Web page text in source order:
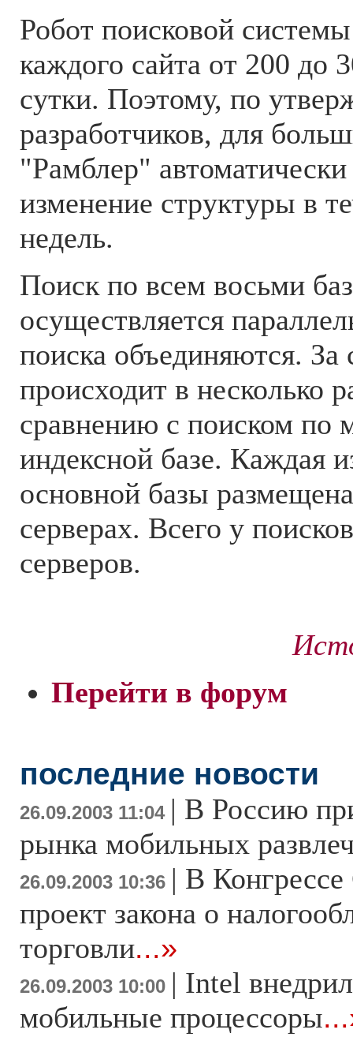
Робот поисковой системы
каждого сайта от 200 до
сутки. Поэтому, по
разработчиков, для
"Рамблер" автоматически
изменение структуры в
недель.
Поиск по всем восьми
осуществляется
поиска объединяются. За
происходит в несколько
сравнению с поиском по
индексной базе. Каждая
основной базы
серверах. Всего у
серверов.
Перейти в форум
последние новости
26.09.2003 11:04 | В Россию
рынка мобильных
26.09.2003 10:36 | В
проект закона о
торговли...»
26.09.2003 10:00 | Intel
мобильные процессоры